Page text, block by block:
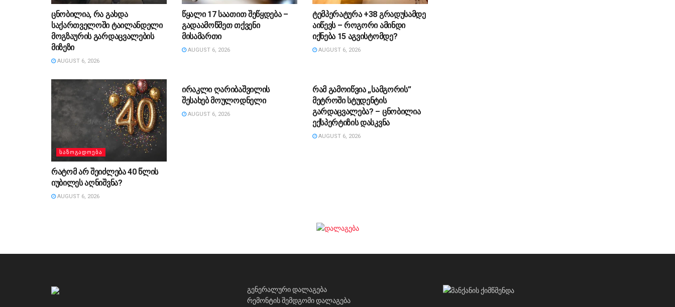
ცნობილია, რა გახდა
საქართველოში ტაილანდელი
მოგზაურის გარდაცვალების
მიზეზი
AUGUST 6, 2026
წყალი 17 საათით შეწყდება –
გადაამოწმეთ თქვენი
მისამართი
AUGUST 6, 2026
ტემპერატურა +38 გრადუსამდე
აიწევს – როგორი ამინდი
იქნება 15 აგვისტომდე?
AUGUST 6, 2026
ᲡᲐᲖᲝᲒᲐᲓᲝᲔᲑᲐ
რატომ არ შეიძლება 40 წლის
იუბილეს აღნიშვნა?
AUGUST 6, 2026
ირაკლი ღარიბაშვილის
შესახებ მოულოდნელი
AUGUST 6, 2026
რამ გამოიწვია „სამგორის”
მეტროში სტუდენტის
გარდაცვალება? – ცნობილია
ექსპერტიზის დასკვნა
AUGUST 6, 2026
გენერალური დალაგება
რემონტის შემდგომი დალაგება